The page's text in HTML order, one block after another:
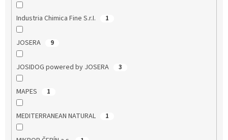
Industria Chimica Fine S.r.I. 1
JOSERA 9
JOSIDOG powered by JOSERA 3
MAPES 1
MEDITERRANEAN NATURAL 1